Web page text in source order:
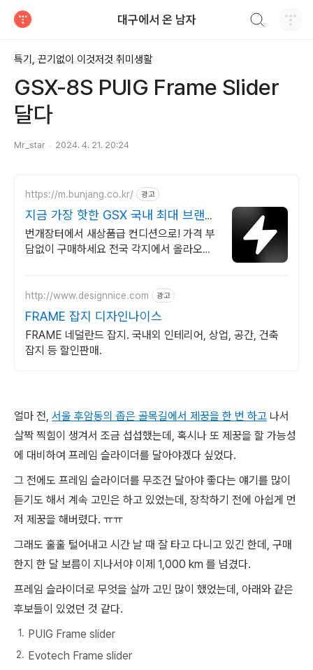
대구에서 온 남자
특기, 끈기없이 이것저것 취미생활
GSX-8S PUIG Frame Slider
달다
Mr_star 2024. 4. 21. 20:24
https://m.bunjang.co.kr/ 광고
지금 가장 핫한 GSX 국내 최대 브랜드
중고거래
번개장터에서 새상품급 컨디션으로! 가격 부
담없이 구매하세요 전국 각지에서 올라오는
http://www.designnice.com 광고
FRAME 잡지 디자인나이스
FRAME 네덜란드 잡지. 국내외 인테리어, 상업, 공간, 건축
잡지 등 할인판매.
얼마 전, 서울 후암동의 좁은 골목길에서 제꿍을 한 번 하고 나서
살짝 찍힘이 생겨서 조금 섭섭했는데, 혹시나 또 제꿍을 할 가능성
에 대비하여 프레임 슬라이더를 달아야겠다 싶었다.
그 전에도 프레임 슬라이더를 무조건 달아야 좋다는 얘기를 많이
듣기도 해서 계속 고민은 하고 있었는데, 장착하기 전에 아쉽게 먼
저 제꿍을 해버렸다. ㅠㅠ
그래도 훌훌 털어내고 시간 날 때 잘 타고 다니고 있긴 한데, 구매
한지 한 달 보름이 지나서야 이제 1,000 km 를 넘겼다.
프레임 슬라이더로 무엇을 살까 고민 많이 했었는데, 아래와 같은
후보들이 있었던 것 같다.
PUIG Frame slider
Evotech Frame slider